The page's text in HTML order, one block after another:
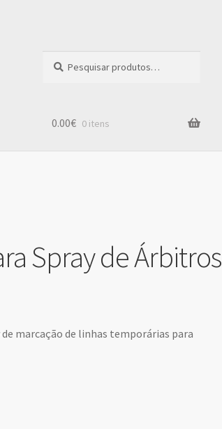
por:
0.00€ 0 itens
Spray de Árbitros
marcação de linhas temporárias para